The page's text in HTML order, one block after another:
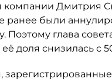
компании Дмитрия
ранее были
Поэтому глава
доля снизилась с